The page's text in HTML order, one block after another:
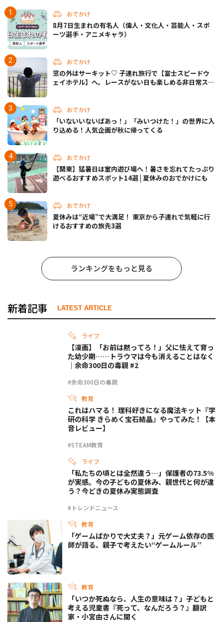
おでかけ
8月7日生まれの有名人（偉人・文化人・芸能人・スポ
ーツ選手・アニメキャラ）
おでかけ
窓の外はサーキット♡ 子連れ旅行で【富士スピードウ
ェイホテル】へ。レースがない日も楽しめる非日常ステ
おでかけ
「いないいないばあっ！」「みいつけた！」の世界に入
り込める！人気企画が秋に帰ってくる
おでかけ
【関東】猛暑日は室内遊び場へ！暑さを忘れてたっぷり
遊べるおすすめスポット14選 | 夏休みのおでかけにも
おでかけ
夏休みは“近場”で大満足！ 東京から子連れで気軽に行
けるおすすめの旅先3選
ランキングをもっと見る
新着記事 LATEST ARTICLE
ライフ
#余命300日の毒親
【漫画】「お前は黙ってろ！」父に怯えて育っ
た幼少期……トラウマは今も消えることはなく
｜余命300日の毒親 #2
教育
#STEAM教育
これはハマる！ 理科好きになる魔法キット『学
研の科学 きらめく宝石結晶』やってみた！【本
音レビュー】
ライフ
#トレンドニュース
「私たちの頃とは全然違う…」保護者の73.5%
が実感。今の子どもの夏休み、親世代と何が違
う？今どきの夏休み実態調査
教育
「ゲームばかりで大丈夫？」元ゲーム依存の医
師が語る、親子で考えたい“ゲームルール”
教育
「いつか死ぬなら、人生の意味は？」子どもと
考える児童書『死って、なんだろう？』翻訳
家・小宮由さんに聞く